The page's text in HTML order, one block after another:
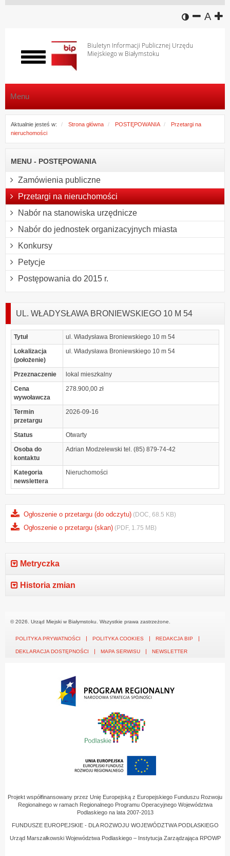
wersja
A
Biuletyn Informacji Publicznej Urzędu
Miejskiego w Białymstoku
Włącz
menu
Menu
Aktualnie jesteś w: Strona główna POSTĘPOWANIA
Przetargi na
nieruchomości
MENU - POSTĘPOWANIA
Zamówienia publiczne
Przetargi na nieruchomości
Nabór na stanowiska urzędnicze
Nabór do jednostek organizacyjnych miasta
Konkursy
Petycje
Postępowania do 2015 r.
UL. WŁADYSŁAWA BRONIEWSKIEGO 10 M 54
Tytuł
ul. Władysława Broniewskiego 10 m 54
Lokalizacja
(położenie)
ul. Władysława Broniewskiego 10 m 54
Przeznaczenie
lokal mieszkalny
Cena
wywoławcza
278.900,00 zł
Termin
przetargu
2026-09-16
Status
Otwarty
Osoba do
kontaktu
Adrian Modzelewski tel. (85) 879-74-42
Kategoria
newslettera
Nieruchomości
Ogłoszenie o przetargu (do odczytu) (DOC, 68.5 KB)
Ogłoszenie o przetargu (skan) (PDF, 1.75 MB)
Metryczka
Historia zmian
© 2026. Urząd Miejski w Białymstoku. Wszystkie prawa zastrzeżone.
POLITYKA PRYWATNOŚCI POLITYKA COOKIES REDAKCJA BIP
DEKLARACJA DOSTĘPNOŚCI MAPA SERWISU NEWSLETTER
Projekt współfinansowany przez Unię Europejską z Europejskiego Funduszu Rozwoju
Regionalnego w ramach Regionalnego Programu Operacyjnego Województwa
Podlaskiego na lata 2007-2013
FUNDUSZE EUROPEJSKIE - DLA ROZWOJU WOJEWÓDZTWA PODLASKIEGO
Urząd Marszałkowski Województwa Podlaskiego – Instytucja Zarządzająca RPOWP